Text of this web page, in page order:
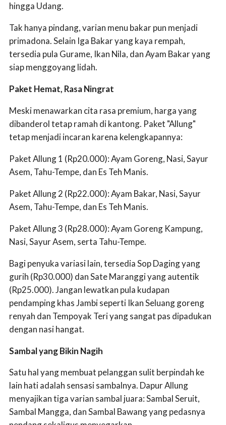
hingga Udang.
Tak hanya pindang, varian menu bakar pun menjadi
primadona. Selain Iga Bakar yang kaya rempah,
tersedia pula Gurame, Ikan Nila, dan Ayam Bakar yang
siap menggoyang lidah.
Paket Hemat, Rasa Ningrat
Meski menawarkan cita rasa premium, harga yang
dibanderol tetap ramah di kantong. Paket "Allung"
tetap menjadi incaran karena kelengkapannya:
Paket Allung 1 (Rp20.000): Ayam Goreng, Nasi, Sayur
Asem, Tahu-Tempe, dan Es Teh Manis.
Paket Allung 2 (Rp22.000): Ayam Bakar, Nasi, Sayur
Asem, Tahu-Tempe, dan Es Teh Manis.
Paket Allung 3 (Rp28.000): Ayam Goreng Kampung,
Nasi, Sayur Asem, serta Tahu-Tempe.
Bagi penyuka variasi lain, tersedia Sop Daging yang
gurih (Rp30.000) dan Sate Maranggi yang autentik
(Rp25.000). Jangan lewatkan pula kudapan
pendamping khas Jambi seperti Ikan Seluang goreng
renyah dan Tempoyak Teri yang sangat pas dipadukan
dengan nasi hangat.
Sambal yang Bikin Nagih
Satu hal yang membuat pelanggan sulit berpindah ke
lain hati adalah sensasi sambalnya. Dapur Allung
menyajikan tiga varian sambal juara: Sambal Seruit,
Sambal Mangga, dan Sambal Bawang yang pedasnya